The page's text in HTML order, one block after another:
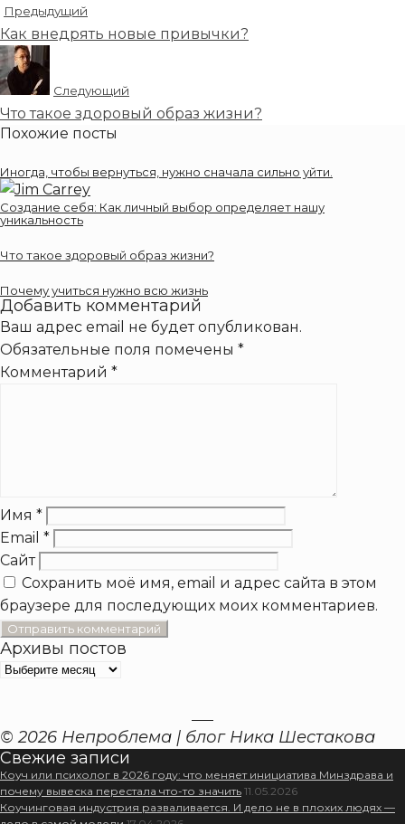
Предыдущий
Как внедрять новые привычки?
Следующий
Что такое здоровый образ жизни?
Похожие посты
Иногда, чтобы вернуться, нужно сначала сильно уйти.
Создание себя: Как личный выбор определяет нашу
уникальность
Что такое здоровый образ жизни?
Почему учиться нужно всю жизнь
Добавить комментарий
Ваш адрес email не будет опубликован.
Обязательные поля помечены *
Комментарий *
Имя *
Email *
Сайт
Сохранить моё имя, email и адрес сайта в этом
браузере для последующих моих комментариев.
Архивы постов
Архивы
© 2026 Непроблема | блог Ника Шестакова
Свежие записи
Коуч или психолог в 2026 году: что меняет инициатива Минздрава и
почему вывеска перестала что-то значить 11.05.2026
Коучинговая индустрия разваливается. И дело не в плохих людях —